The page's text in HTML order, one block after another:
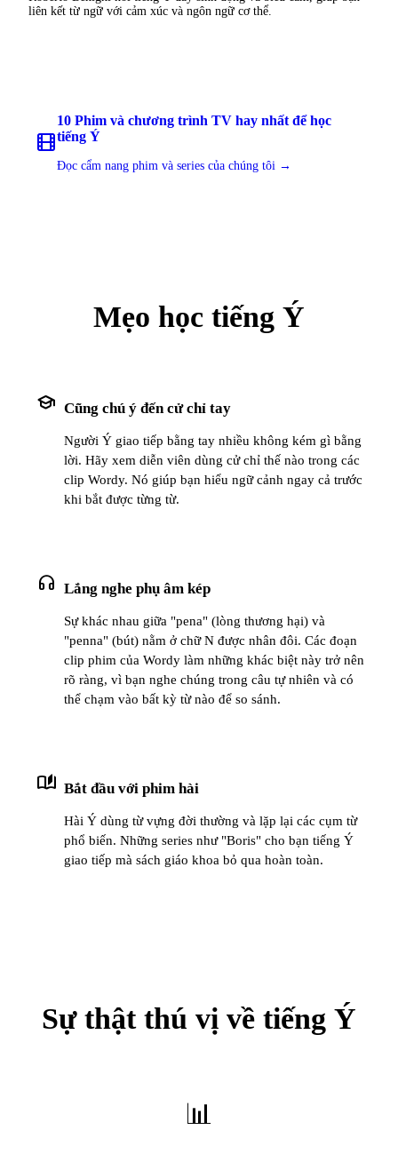
liên kết từ ngữ với cảm xúc và ngôn ngữ cơ thể.
10 Phim và chương trình TV hay nhất để học
tiếng Ý
Đọc cẩm nang phim và series của chúng tôi →
Mẹo học tiếng Ý
school Cũng chú ý đến cử chỉ tay
Người Ý giao tiếp bằng tay nhiều không kém gì bằng
lời. Hãy xem diễn viên dùng cử chỉ thế nào trong các
clip Wordy. Nó giúp bạn hiểu ngữ cảnh ngay cả trước
khi bắt được từng từ.
headphones Lắng nghe phụ âm kép
Sự khác nhau giữa "pena" (lòng thương hại) và
"penna" (bút) nằm ở chữ N được nhân đôi. Các đoạn
clip phim của Wordy làm những khác biệt này trở nên
rõ ràng, vì bạn nghe chúng trong câu tự nhiên và có
thể chạm vào bất kỳ từ nào để so sánh.
auto_stories Bắt đầu với phim hài
Hài Ý dùng từ vựng đời thường và lặp lại các cụm từ
phổ biến. Những series như "Boris" cho bạn tiếng Ý
giao tiếp mà sách giáo khoa bỏ qua hoàn toàn.
Sự thật thú vị về tiếng Ý
📊